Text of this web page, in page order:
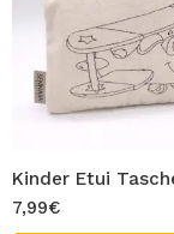
7,99€